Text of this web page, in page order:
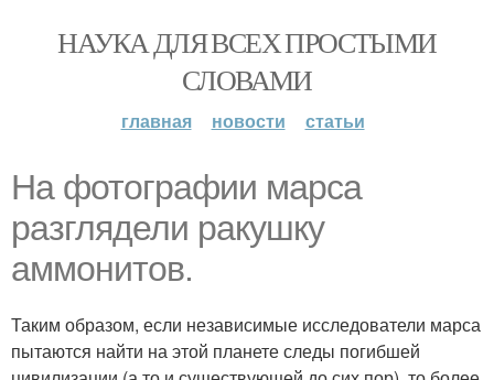
НАУКА ДЛЯ ВСЕХ ПРОСТЫМИ
СЛОВАМИ
главная новости статьи
На фотографии марса
разглядели ракушку
аммонитов.
Таким образом, если независимые исследователи марса
пытаются найти на этой планете следы погибшей